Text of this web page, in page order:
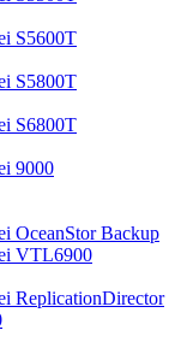
S5600T
S5800T
S6800T
9000
OceanStor Backup
VTL6900
ReplicationDirector